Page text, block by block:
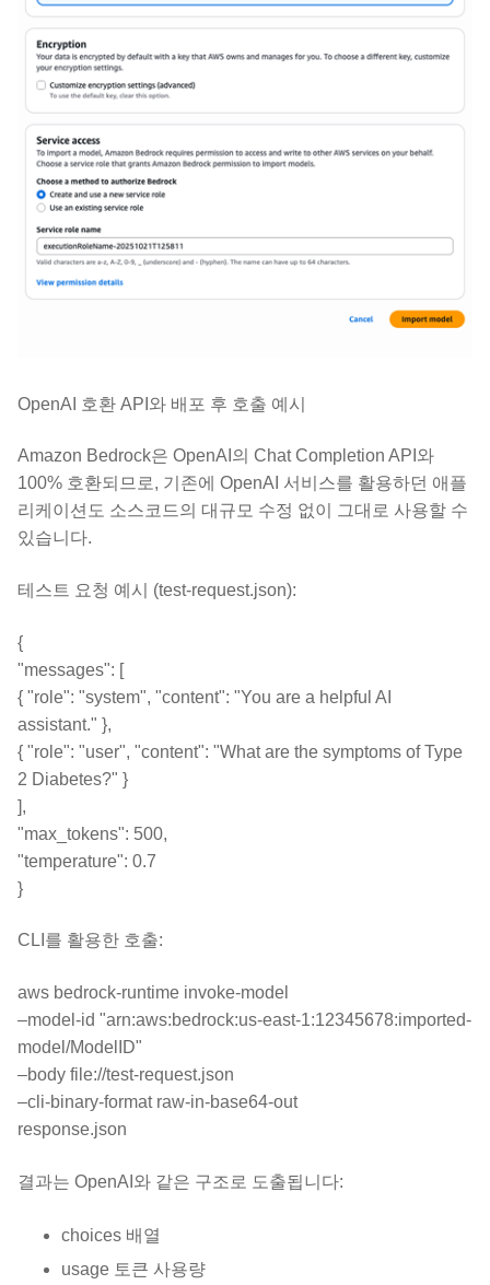
OpenAI 호환 API와 배포 후 호출 예시
Amazon Bedrock은 OpenAI의 Chat Completion API와
100% 호환되므로, 기존에 OpenAI 서비스를 활용하던 애플
리케이션도 소스코드의 대규모 수정 없이 그대로 사용할 수
있습니다.
테스트 요청 예시 (test-request.json):
{
"messages": [
{ "role": "system", "content": "You are a helpful AI
assistant." },
{ "role": "user", "content": "What are the symptoms of Type
2 Diabetes?" }
],
"max_tokens": 500,
"temperature": 0.7
}
CLI를 활용한 호출:
aws bedrock-runtime invoke-model
–model-id "arn:aws:bedrock:us-east-1:12345678:imported-
model/ModelID"
–body file://test-request.json
–cli-binary-format raw-in-base64-out
response.json
결과는 OpenAI와 같은 구조로 도출됩니다:
choices 배열
usage 토큰 사용량